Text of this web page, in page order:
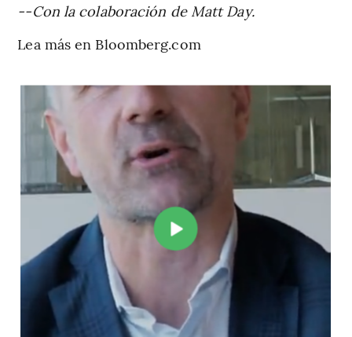
--Con la colaboración de Matt Day.
Lea más en Bloomberg.com